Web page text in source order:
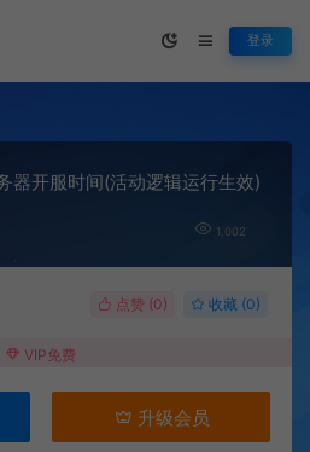
登录
器开服时间(活动逻辑运行生效)
1,002
点赞 (0) 收藏 (0)
VIP免费
升级会员